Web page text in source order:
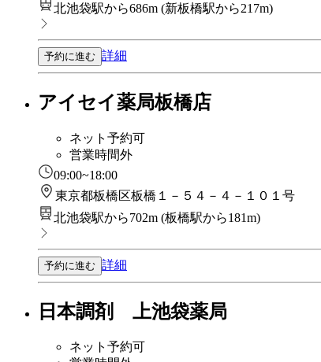
北池袋駅から686m (新板橋駅から217m)
予約に進む 詳細
アイセイ薬局板橋店
ネット予約可
営業時間外
09:00~18:00
東京都板橋区板橋１－５４－４－１０１号
北池袋駅から702m (板橋駅から181m)
予約に進む 詳細
日本調剤 上池袋薬局
ネット予約可